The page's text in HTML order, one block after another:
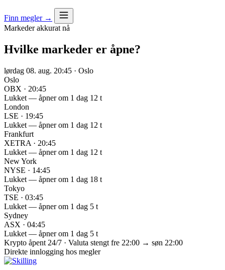
Finn megler →
Markeder akkurat nå
Hvilke markeder er åpne?
lørdag 08. aug. 20:45 · Oslo
Oslo
OBX · 20:45
Lukket — åpner om 1 dag 12 t
London
LSE · 19:45
Lukket — åpner om 1 dag 12 t
Frankfurt
XETRA · 20:45
Lukket — åpner om 1 dag 12 t
New York
NYSE · 14:45
Lukket — åpner om 1 dag 18 t
Tokyo
TSE · 03:45
Lukket — åpner om 1 dag 5 t
Sydney
ASX · 04:45
Lukket — åpner om 1 dag 5 t
Krypto åpent 24/7 · Valuta stengt fre 22:00 → søn 22:00
Direkte innlogging hos megler